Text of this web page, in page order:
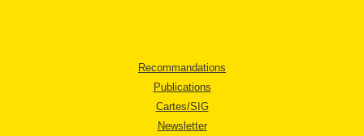
Recommandations
Publications
Cartes/SIG
Newsletter